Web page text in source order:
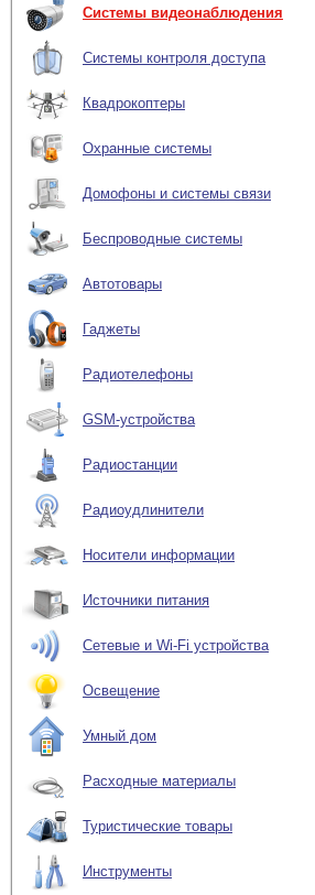
Системы видеонаблюдения
Системы контроля доступа
Квадрокоптеры
Охранные системы
Домофоны и системы связи
Беспроводные системы
Автотовары
Гаджеты
Радиотелефоны
GSM-устройства
Радиостанции
Радиоудлинители
Носители информации
Источники питания
Сетевые и Wi-Fi устройства
Освещение
Умный дом
Расходные материалы
Туристические товары
Инструменты